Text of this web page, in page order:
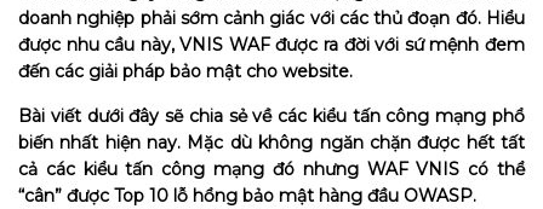
doanh nghiệp phải sớm cảnh giác với các thủ đoạn đó. Hiểu
được nhu cầu này, VNIS WAF được ra đời với sứ mệnh đem
đến các giải pháp bảo mật cho website.
Bài viết dưới đây sẽ chia sẻ về các kiểu tấn công mạng phổ
biến nhất hiện nay. Mặc dù không ngăn chặn được hết tất
cả các kiểu tấn công mạng đó nhưng WAF VNIS có thể
“cân” được Top 10 lỗ hổng bảo mật hàng đầu OWASP.